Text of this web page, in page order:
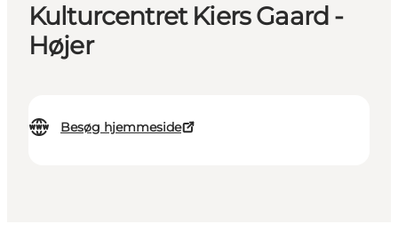
Kulturcentret Kiers Gaard -
Højer
Besøg hjemmeside